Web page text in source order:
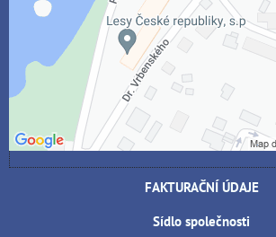
Povolit jednou
Povolit a zapamatovat - souhlas s druhem
cookie: Funkční
Otevřít obsah v novém okně
FAKTURAČNÍ ÚDAJE
Sídlo společnosti